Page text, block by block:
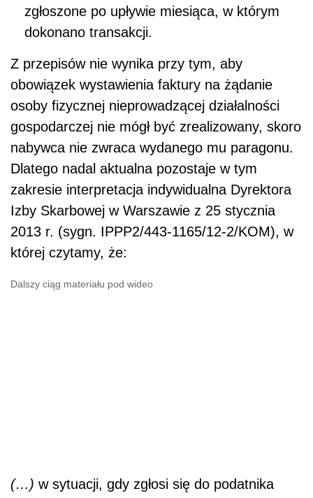
zgłoszone po upływie miesiąca, w którym
dokonano transakcji.
Z przepisów nie wynika przy tym, aby
obowiązek wystawienia faktury na żądanie
osoby fizycznej nieprowadzącej działalności
gospodarczej nie mógł być zrealizowany, skoro
nabywca nie zwraca wydanego mu paragonu.
Dlatego nadal aktualna pozostaje w tym
zakresie interpretacja indywidualna Dyrektora
Izby Skarbowej w Warszawie z 25 stycznia
2013 r. (sygn. IPPP2/443-1165/12-2/KOM), w
której czytamy, że:
Dalszy ciąg materiału pod wideo
(…) w sytuacji, gdy zgłosi się do podatnika